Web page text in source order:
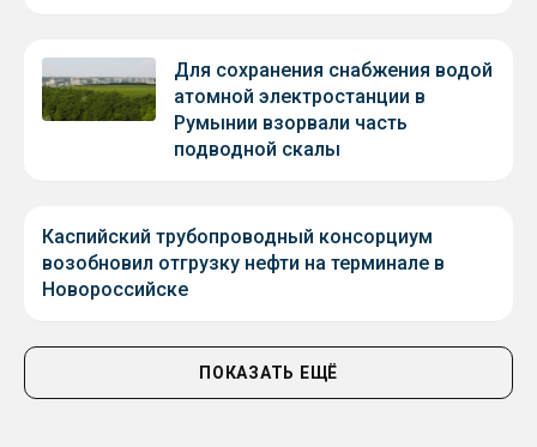
Для сохранения снабжения водой
атомной электростанции в
Румынии взорвали часть
подводной скалы
Каспийский трубопроводный консорциум
возобновил отгрузку нефти на терминале в
Новороссийске
ПОКАЗАТЬ ЕЩЁ